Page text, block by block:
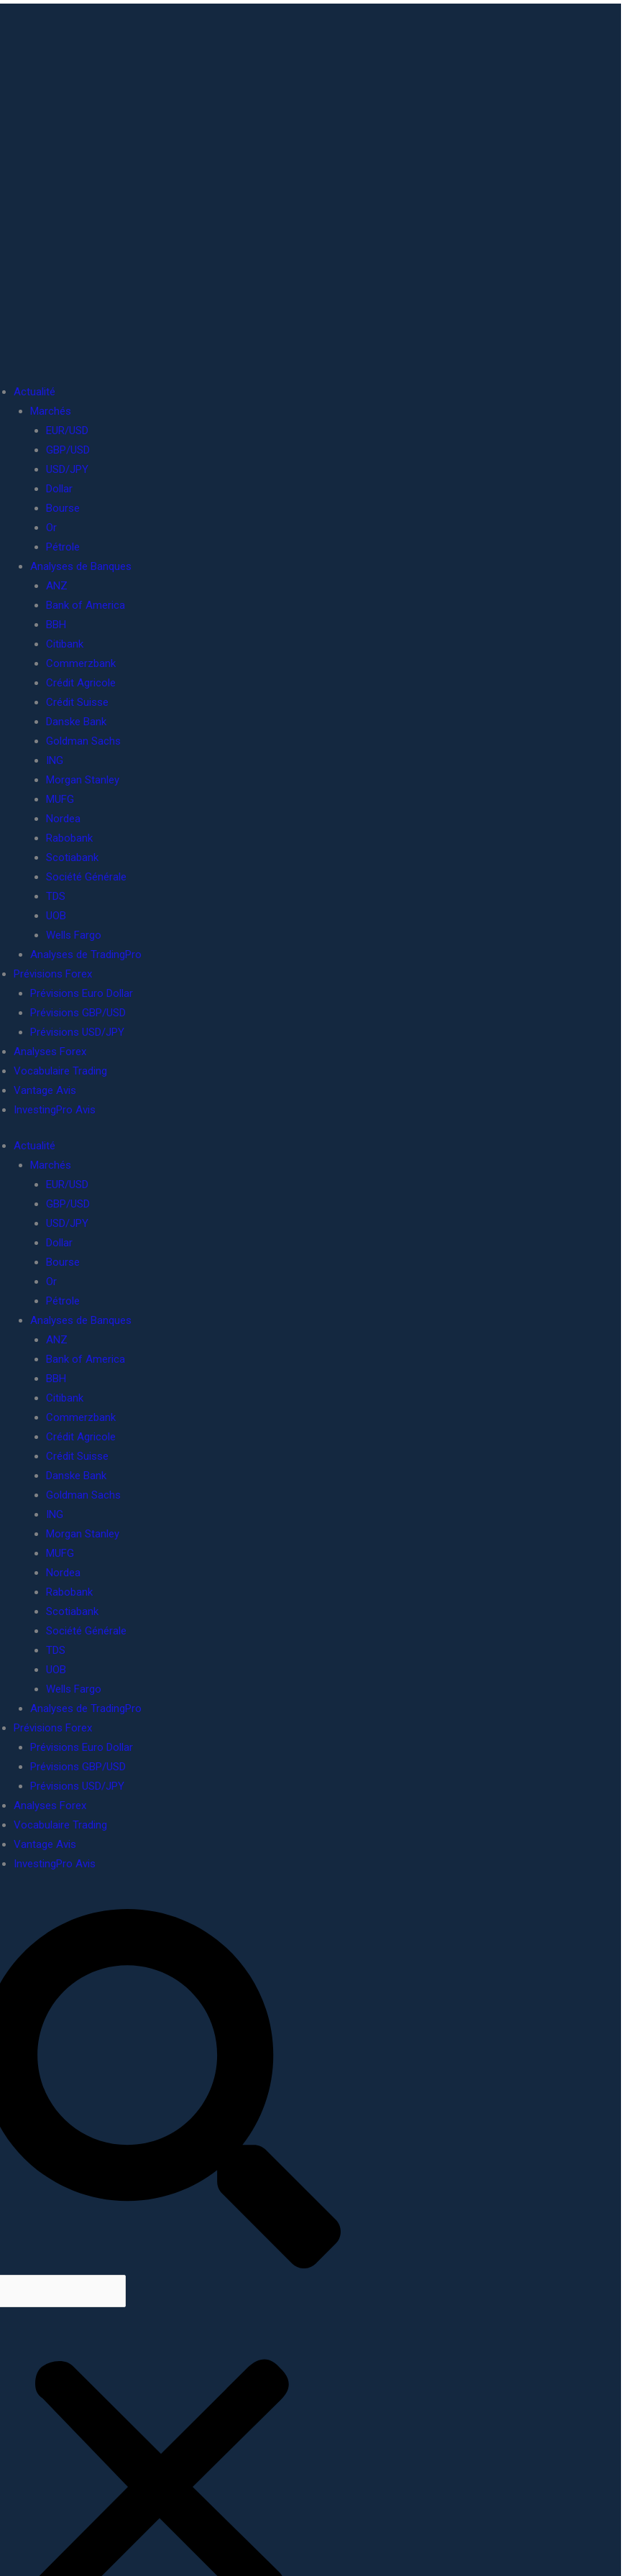
Actualité
Marchés
EUR/USD
GBP/USD
USD/JPY
Dollar
Bourse
Or
Pétrole
Analyses de Banques
ANZ
Bank of America
BBH
Citibank
Commerzbank
Crédit Agricole
Crédit Suisse
Danske Bank
Goldman Sachs
ING
Morgan Stanley
MUFG
Nordea
Rabobank
Scotiabank
Société Générale
TDS
UOB
Wells Fargo
Analyses de TradingPro
Prévisions Forex
Prévisions Euro Dollar
Prévisions GBP/USD
Prévisions USD/JPY
Analyses Forex
Vocabulaire Trading
Vantage Avis
InvestingPro Avis
Actualité
Marchés
EUR/USD
GBP/USD
USD/JPY
Dollar
Bourse
Or
Pétrole
Analyses de Banques
ANZ
Bank of America
BBH
Citibank
Commerzbank
Crédit Agricole
Crédit Suisse
Danske Bank
Goldman Sachs
ING
Morgan Stanley
MUFG
Nordea
Rabobank
Scotiabank
Société Générale
TDS
UOB
Wells Fargo
Analyses de TradingPro
Prévisions Forex
Prévisions Euro Dollar
Prévisions GBP/USD
Prévisions USD/JPY
Analyses Forex
Vocabulaire Trading
Vantage Avis
InvestingPro Avis